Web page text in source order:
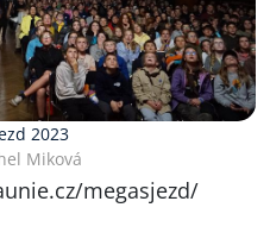
2023
Miková
megasjezd/